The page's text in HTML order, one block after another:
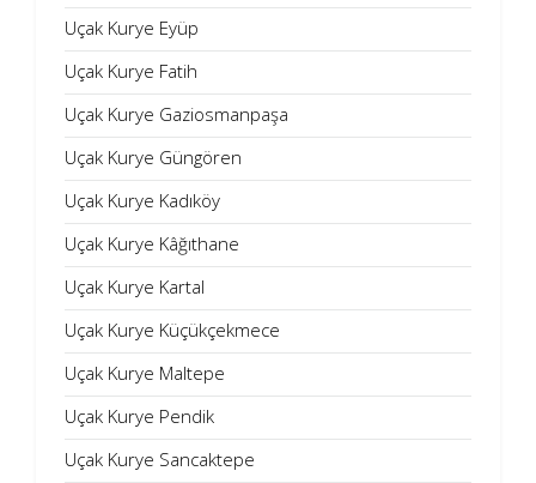
Uçak Kurye Eyüp
Uçak Kurye Fatih
Uçak Kurye Gaziosmanpaşa
Uçak Kurye Güngören
Uçak Kurye Kadıköy
Uçak Kurye Kâğıthane
Uçak Kurye Kartal
Uçak Kurye Küçükçekmece
Uçak Kurye Maltepe
Uçak Kurye Pendik
Uçak Kurye Sancaktepe